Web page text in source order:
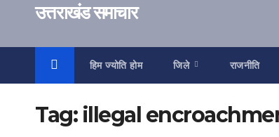
उत्तराखंड समाचार
हिम ज्योति होम जिले राजनीति
Tag: illegal